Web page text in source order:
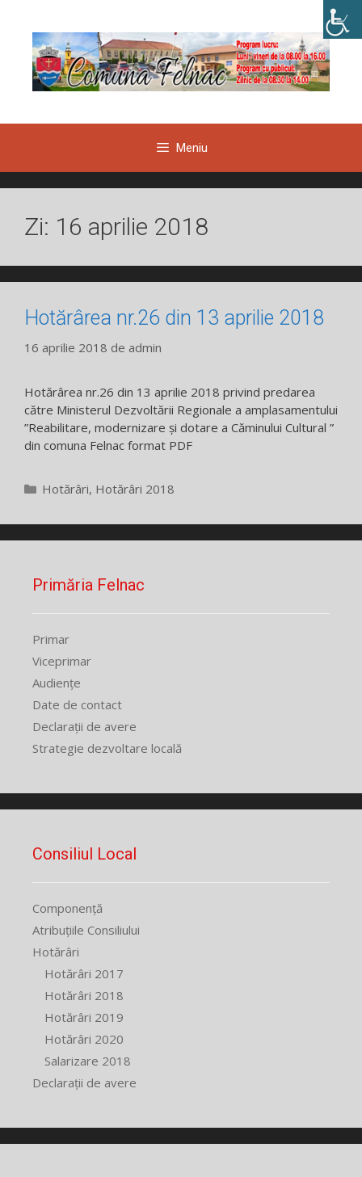
conținut
Meniu
Zi: 16 aprilie 2018
Hotărârea nr.26 din 13 aprilie 2018
16 aprilie 2018 de admin
Hotărârea nr.26 din 13 aprilie 2018 privind predarea
către Ministerul Dezvoltării Regionale a amplasamentului
”Reabilitare, modernizare și dotare a Căminului Cultural ”
din comuna Felnac format PDF
Categorii
Hotărâri, Hotărâri 2018
Primăria Felnac
Primar
Viceprimar
Audiențe
Date de contact
Declarații de avere
Strategie dezvoltare locală
Consiliul Local
Componență
Atribuțiile Consiliului
Hotărâri
Hotărâri 2017
Hotărâri 2018
Hotărâri 2019
Hotărâri 2020
Salarizare 2018
Declarații de avere